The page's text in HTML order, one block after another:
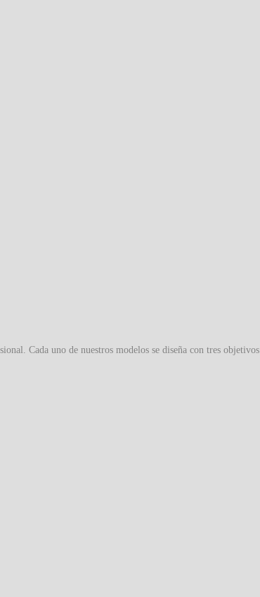
Cada uno de nuestros modelos se diseña con tres objetivos